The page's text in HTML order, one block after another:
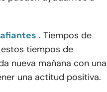
. Tiempos de
tiempos de
nueva mañana con una
una actitud positiva.